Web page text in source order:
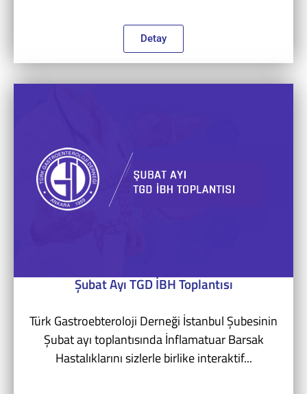
Detay
Şubat Ayı TGD İBH Toplantısı
Türk Gastroebteroloji Derneği İstanbul Şubesinin
Şubat ayı toplantısında İnflamatuar Barsak
Hastalıklarını sizlerle birlike interaktif...